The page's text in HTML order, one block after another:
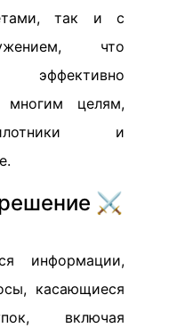
так и с
что
многим целям,
и
⚔️
информации,
касающиеся
включая